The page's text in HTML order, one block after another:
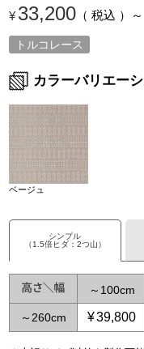
¥ 33,200 税込
トルコレース
カラーバリエー
ベージュ
シンプル
（1.5倍ヒダ：2つ山）
～ 100
～ 260 ¥39,800